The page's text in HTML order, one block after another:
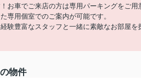
お車でご来店の方は専用パーキングをご
専用個室でのご案内が可能です。
験豊富なスタッフと一緒に素敵なお部屋を
物件